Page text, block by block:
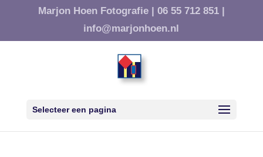
Marjon Hoen Fotografie | 06 55 712 851 |
info@marjonhoen.nl
Selecteer een pagina